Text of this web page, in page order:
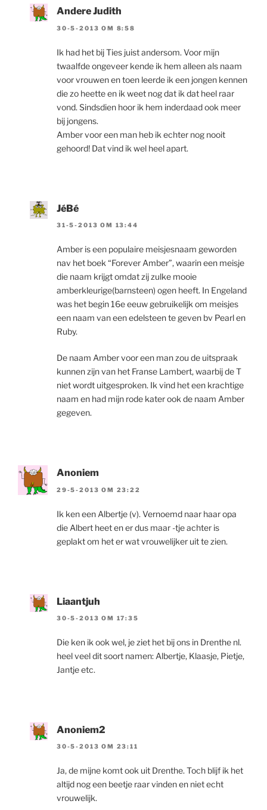
Andere Judith
30-5-2013 OM 8:58
Ik had het bij Ties juist andersom. Voor mijn
twaalfde ongeveer kende ik hem alleen als naam
voor vrouwen en toen leerde ik een jongen kennen
die zo heette en ik weet nog dat ik dat heel raar
vond. Sindsdien hoor ik hem inderdaad ook meer
bij jongens.
Amber voor een man heb ik echter nog nooit
gehoord! Dat vind ik wel heel apart.
JéBé
31-5-2013 OM 13:44
Amber is een populaire meisjesnaam geworden
nav het boek “Forever Amber”, waarin een meisje
die naam krijgt omdat zij zulke mooie
amberkleurige(barnsteen) ogen heeft. In Engeland
was het begin 16e eeuw gebruikelijk om meisjes
een naam van een edelsteen te geven bv Pearl en
Ruby.
De naam Amber voor een man zou de uitspraak
kunnen zijn van het Franse Lambert, waarbij de T
niet wordt uitgesproken. Ik vind het een krachtige
naam en had mijn rode kater ook de naam Amber
gegeven.
Anoniem
29-5-2013 OM 23:22
Ik ken een Albertje (v). Vernoemd naar haar opa
die Albert heet en er dus maar -tje achter is
geplakt om het er wat vrouwelijker uit te zien.
Liaantjuh
30-5-2013 OM 17:35
Die ken ik ook wel, je ziet het bij ons in Drenthe nl.
heel veel dit soort namen: Albertje, Klaasje, Pietje,
Jantje etc.
Anoniem2
30-5-2013 OM 23:11
Ja, de mijne komt ook uit Drenthe. Toch blijf ik het
altijd nog een beetje raar vinden en niet echt
vrouwelijk.